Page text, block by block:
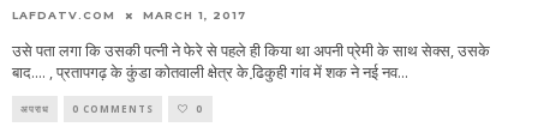
LAFDATV.COM MARCH 1, 2017
उसे पता लगा कि उसकी पत्नी ने फेरे से पहले ही किया था अपनी प्रेमी के साथ सेक्स, उसके
बाद.... , प्रतापगढ़ के कुंडा कोतवाली क्षेत्र के ढि़कुही गांव में शक ने नई नव...
अपराध 0 COMMENTS 0